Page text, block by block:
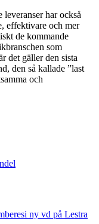
har också
effektivare och mer
de kommande
som
det gäller den sista
den så kallade ”last
och
ny vd på Lestra